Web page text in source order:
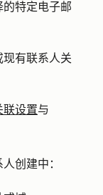
的特定电子邮
现有联系人关
联设置与
创建中：